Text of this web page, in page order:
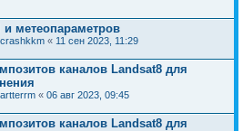
и метеопараметров
crashkkm « 11 сен 2023, 11:29
каналов Landsat8 для
artterrm « 06 авг 2023, 09:45
каналов Landsat8 для